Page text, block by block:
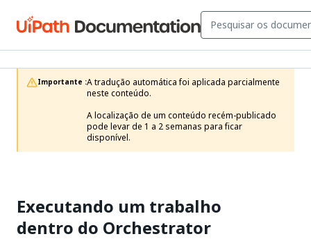
Importante :A tradução automática foi aplicada parcialmente
neste conteúdo.
A localização de um conteúdo recém-publicado
pode levar de 1 a 2 semanas para ficar
disponível.
Executando um trabalho
dentro do Orchestrator